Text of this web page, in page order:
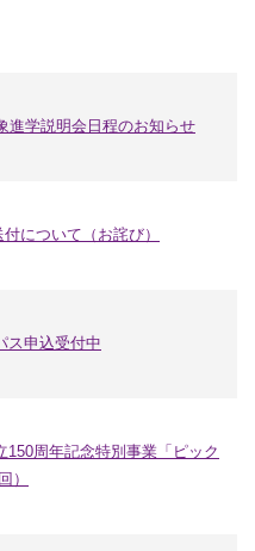
進学説明会日程のお知らせ
について（お詫び）
ス申込受付中
150周年記念特別事業「ピック
）